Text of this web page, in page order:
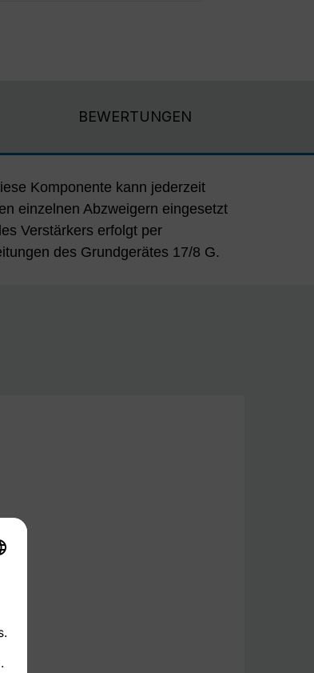
BEWERTUNGEN
Komponente kann jederzeit
einzelnen Abzweigern eingesetzt
Verstärkers erfolgt per
des Grundgerätes 17/8 G.